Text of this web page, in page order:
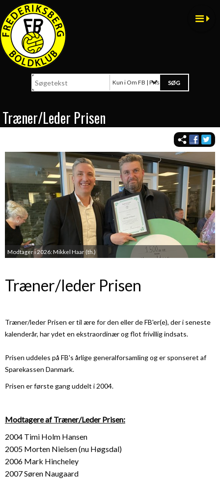
Kun i Om FB | Priser og æresbeviser
Træner/Leder Prisen
Modtager i 2026: Mikkel Haar (th.)
Træner/leder Prisen
Træner/leder Prisen er til ære for den eller de FB'er(e), der i seneste
kalenderår, har ydet en ekstraordinær og flot frivillig indsats.
Prisen uddeles på FB's årlige generalforsamling og er sponseret af
Sparekassen Danmark.
Prisen er første gang uddelt i 2004.
Modtagere af Træner/Leder Prisen:
2004 Timi Holm Hansen
2005 Morten Nielsen (nu Høgsdal)
2006 Mark Hincheley
2007 Søren Naugaard